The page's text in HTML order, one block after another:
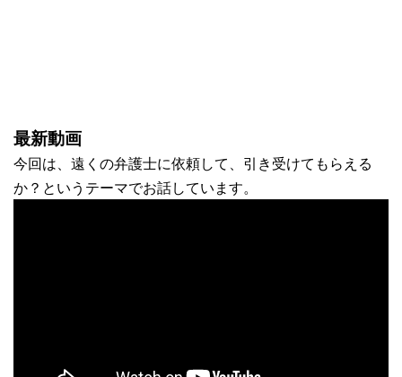
最新動画
今回は、遠くの弁護士に依頼して、引き受けてもらえる
か？というテーマでお話しています。